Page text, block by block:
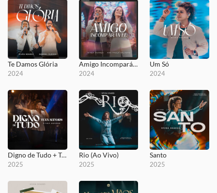
Te Damos Glória
2024
Amigo Incomparável
2024
Um Só
2024
Digno de Tudo + Te Exaltamos
2025
Rio (Ao Vivo)
2025
Santo
2025